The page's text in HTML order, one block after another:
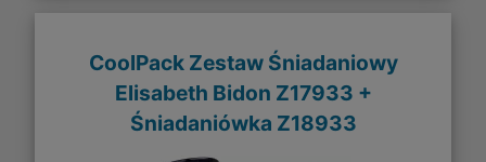
CoolPack Zestaw Śniadaniowy
Elisabeth Bidon Z17933 +
Śniadaniówka Z18933